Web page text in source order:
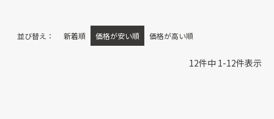
並び替え 新着順 価格が安い順 価格が高い順
12件中 1-12件表示